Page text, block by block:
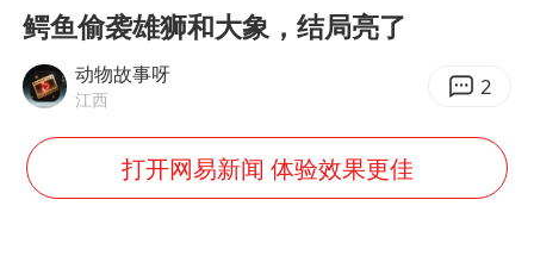
浙江台州《告全体市民书》
陕西柞水泥石流已致2死 仍有1人失联
牛群和施拉普纳33年后重逢
鳄鱼偷袭雄狮和大象，结局亮了
动物故事呀
江西 2
打开网易新闻 体验效果更佳